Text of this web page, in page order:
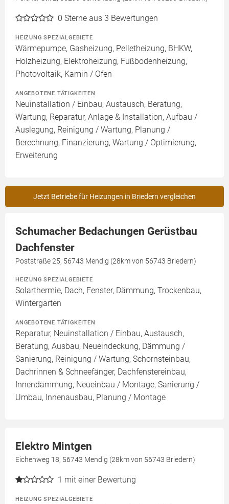
0 Sterne aus 3 Bewertungen
HEIZUNG SPEZIALGEBIETE
Wärmepumpe, Gasheizung, Pelletheizung, BHKW,
Holzheizung, Elektroheizung, Fußbodenheizung,
Photovoltaik, Kamin / Ofen
ANGEBOTENE TÄTIGKEITEN
Neuinstallation / Einbau, Austausch, Beratung,
Wartung, Reparatur, Anlage & Installation, Aufbau /
Auslegung, Reinigung / Wartung, Planung /
Berechnung, Finanzierung, Wartung / Optimierung,
Erweiterung
Jetzt Betriebe für Heizungen in Briedern vergleichen
Schumacher Bedachungen Gerüstbau
Dachfenster
Poststraße 25, 56743 Mendig (28km von 56743 Briedern)
HEIZUNG SPEZIALGEBIETE
Solarthermie, Dach, Fenster, Dämmung, Trockenbau,
Wintergarten
ANGEBOTENE TÄTIGKEITEN
Reparatur, Neuinstallation / Einbau, Austausch,
Beratung, Ausbau, Neueindeckung, Dämmung /
Sanierung, Reinigung / Wartung, Schornsteinbau,
Dachrinnen & Schneefänger, Dachfenstereinbau,
Innendämmung, Neueinbau / Montage, Sanierung /
Umbau, Innenausbau, Planung / Montage
Elektro Mintgen
Eichenweg 18, 56743 Mendig (28km von 56743 Briedern)
1 mit einer Bewertung
HEIZUNG SPEZIALGEBIETE